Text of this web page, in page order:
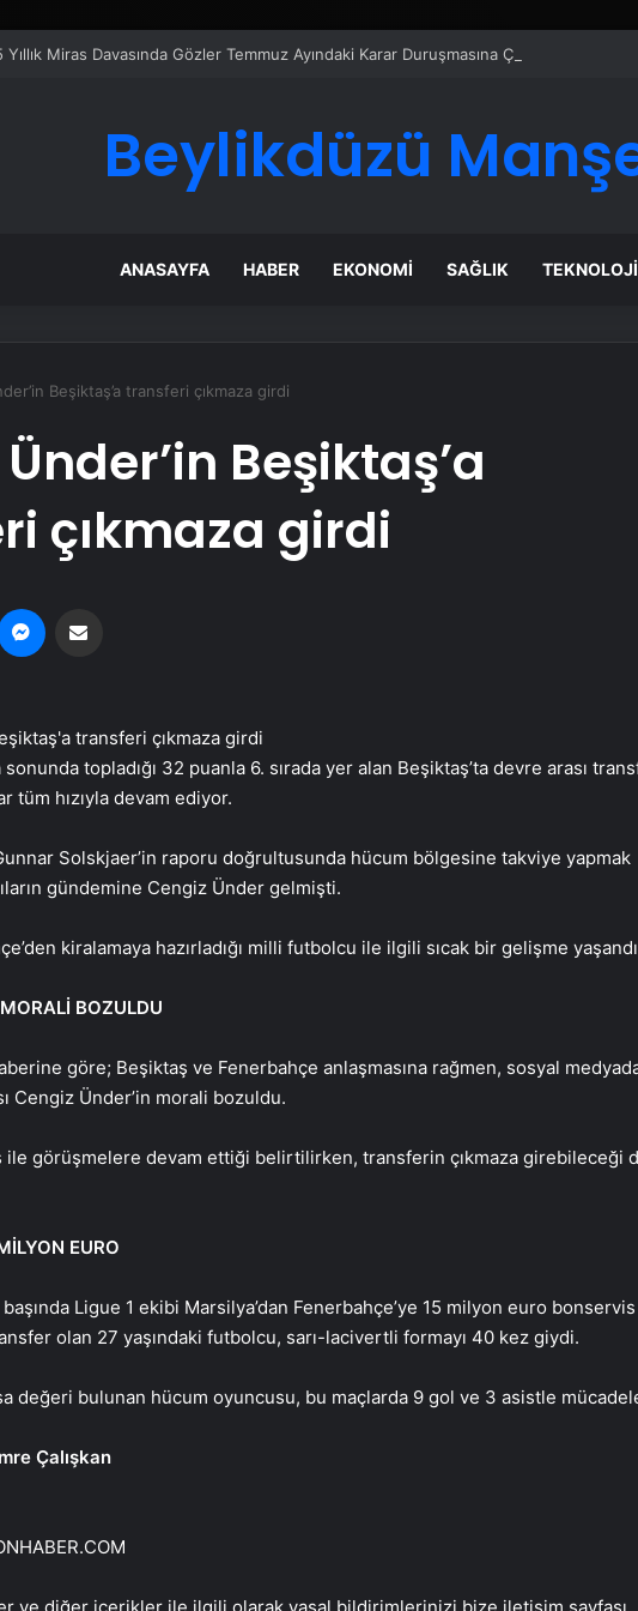
Yıllık Miras Davasında Gözler Temmuz Ayındaki Karar Duruşmasına Çevrildi
Beylikdüzü
ANASAYFA HABER EKONOMI SAĞLIK TEKNOLOJI
Beşiktaş’a transferi çıkmaza girdi
Beşiktaş’a
çıkmaza girdi
sonunda topladığı 32 puanla 6. sırada yer alan Beşiktaş’ta devre arası
tüm hızıyla devam ediyor.
Solskjaer’in raporu doğrultusunda hücum bölgesine takviye yapmak
gündemine Cengiz Ünder gelmişti.
kiralamaya hazırladığı milli futbolcu ile ilgili sıcak bir gelişme
BOZULDU
göre; Beşiktaş ve Fenerbahçe anlaşmasına rağmen, sosyal
Cengiz Ünder’in morali bozuldu.
ile görüşmelere devam ettiği belirtilirken, transferin çıkmaza girebileceği
EURO
Ligue 1 ekibi Marsilya’dan Fenerbahçe’ye 15 milyon euro bonservis
olan 27 yaşındaki futbolcu, sarı-lacivertli formayı 40 kez giydi.
değeri bulunan hücum oyuncusu, bu maçlarda 9 gol ve 3 asistle
Çalışkan
UETDS Nedir ? Uetds.com İle
Dijital Taşımacılık Yazılımı